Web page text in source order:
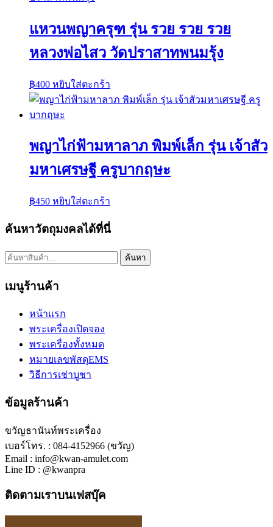
แหวนพญาครุฑ รุ่น รวย รวย รวย
หลวงพ่อไสว วัดปราสาทพนมรุ้ง
฿400 หยิบใส่ตะกร้า
พญาไก่ฟ้ามหาลาภ พิมพ์เล็ก รุ่น เจ้าสัว
มหาเศรษฐี ครูบากฤษะ
฿450 หยิบใส่ตะกร้า
ค้นหาวัตถุมงคลได้ที่นี่
ค้นหา: ค้นหา
เมนูร้านค้า
หน้าแรก
พระเครื่องเปิดจอง
พระเครื่องทั้งหมด
หมายเลขพัสดุEMS
วิธีการเช่าบูชา
ข้อมูลร้านค้า
ขวัญธานันท์พระเครื่อง
เบอร์โทร. : 084-4152966 (ขวัญ)
Email : info@kwan-amulet.com
Line ID : @kwanpra
ติดตามเราบนเฟสบุ๊ค